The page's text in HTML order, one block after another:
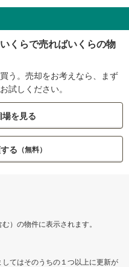
くらで売ればいくらの物
う。売却をお考えなら、まず
試しください。
を見る
る （無料）
）の物件に表示されます。
てはそのうちの１つ以上に更新が